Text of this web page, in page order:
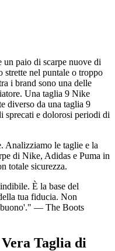
un paio di scarpe nuove di
strette nel puntale o troppo
i brand sono una delle
Una taglia 9 Nike
diverso da una taglia 9
sprecati e dolorosi periodi di
Analizziamo le taglie e la
di Nike, Adidas e Puma in
totale sicurezza.
È la base del
tua fiducia. Non
buono'." — The Boots
Vera Taglia di